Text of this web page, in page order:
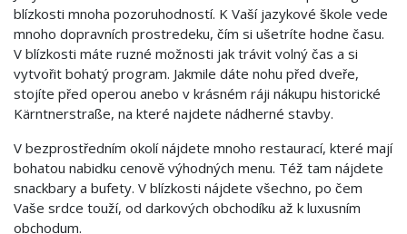
blízkosti mnoha pozoruhodností. K Vaší jazykové škole vede
mnoho dopravních prostredeku, čím si ušetríte hodne času.
V blízkosti máte ruzné možnosti jak trávit volný čas a si
vytvořit bohatý program. Jakmile dáte nohu před dveře,
stojíte před operou anebo v krásném ráji nákupu historické
Kärntnerstraße, na které najdete nádherné stavby.
V bezprostředním okolí nájdete mnoho restaurací, které mají
bohatou nabidku cenově výhodných menu. Též tam nájdete
snackbary a bufety. V blízkosti nájdete všechno, po čem
Vaše srdce touží, od darkových obchodíku až k luxusním
obchodum.